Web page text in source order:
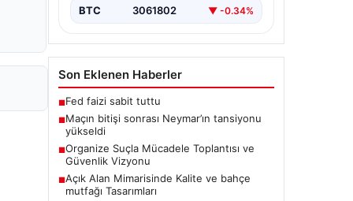
BTC 3061802 ▼ -0.34%
Son Eklenen Haberler
■Fed faizi sabit tuttu
■Maçın bitişi sonrası Neymar’ın tansiyonu
yükseldi
■Organize Suçla Mücadele Toplantısı ve
Güvenlik Vizyonu
■Açık Alan Mimarisinde Kalite ve bahçe
mutfağı Tasarımları